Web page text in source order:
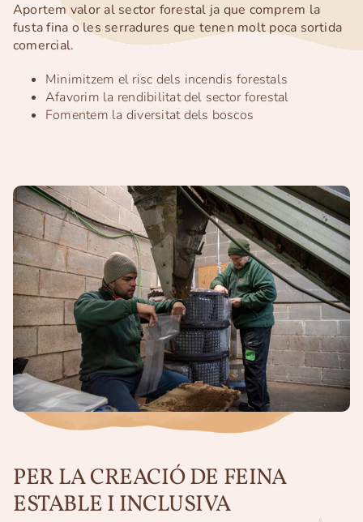
Aportem valor al sector forestal ja que comprem la
fusta fina o les serradures que tenen molt poca sortida
comercial.
Minimitzem el risc dels incendis forestals
Afavorim la rendibilitat del sector forestal
Fomentem la diversitat dels boscos
PER LA CREACIÓ DE FEINA
ESTABLE I INCLUSIVA